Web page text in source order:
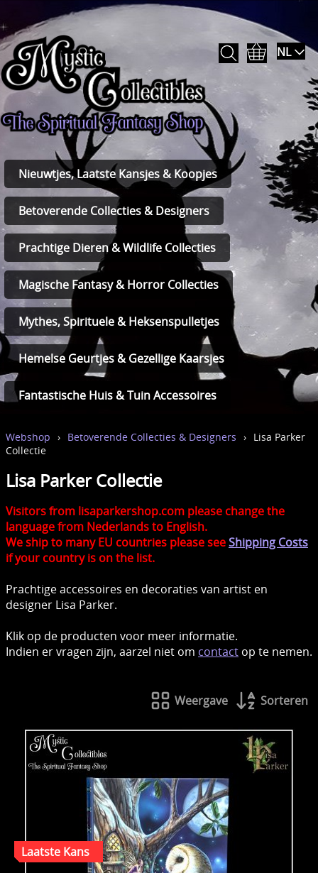
NL
Nieuwtjes, Laatste Kansjes & Koopjes
Betoverende Collecties & Designers
Prachtige Dieren & Wildlife Collecties
Magische Fantasy & Horror Collecties
Mythes, Spirituele & Heksenspulletjes
Hemelse Geurtjes & Gezellige Kaarsjes
Fantastische Huis & Tuin Accessoires
Webshop › Betoverende Collecties & Designers › Lisa Parker
Collectie
Lisa Parker Collectie
Visitors from lisaparkershop.com please change the
language from Nederlands to English.
We ship to many EU countries please seeShipping Costs
if your country is on the list.
Prachtige accessoires en decoraties van artist en
designer Lisa Parker.
Klik op de producten voor meer informatie.
Indien er vragen zijn, aarzel niet om contact op te nemen.
Weergave Sorteren